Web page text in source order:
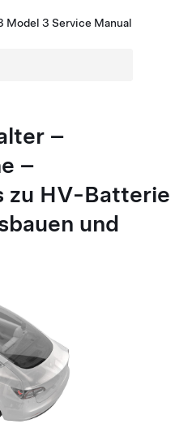
Model 3 Service Manual
–
–
zu HV-Batterie
und